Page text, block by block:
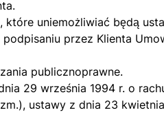
uniemożliwiać będą
przez Klienta
publicznoprawne.
29 września 1994 r. o
ustawy z dnia 23